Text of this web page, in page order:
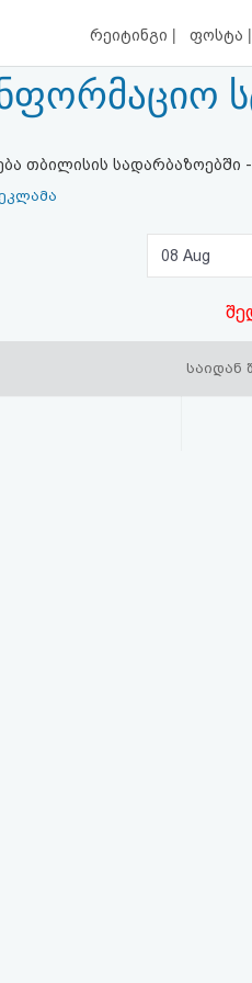
რეიტინგი | ფოსტა |
თბილისის სადარბაზოებში -
08 Aug
საიდან